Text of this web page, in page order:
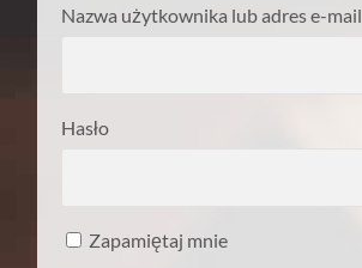
Nazwa użytkownika lub adres e-mail
Hasło
Zapamiętaj mnie